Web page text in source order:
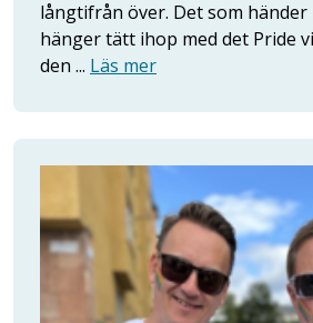
långtifrån över. Det som händer
hänger tätt ihop med det Pride
den ... Läs mer